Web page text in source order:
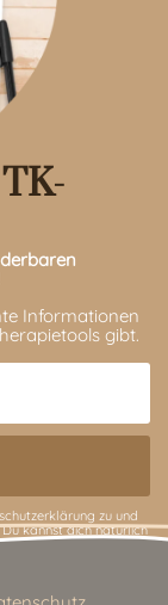
Informationen
gibt.
zu und
kannst dich natürlich